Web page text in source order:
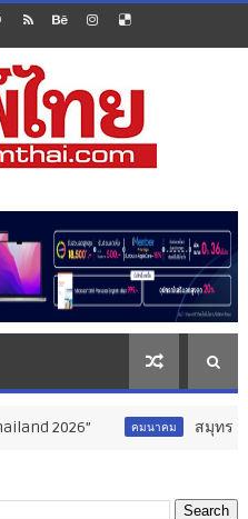
คมนาคม สมุทรสาครเฮ! รถไ